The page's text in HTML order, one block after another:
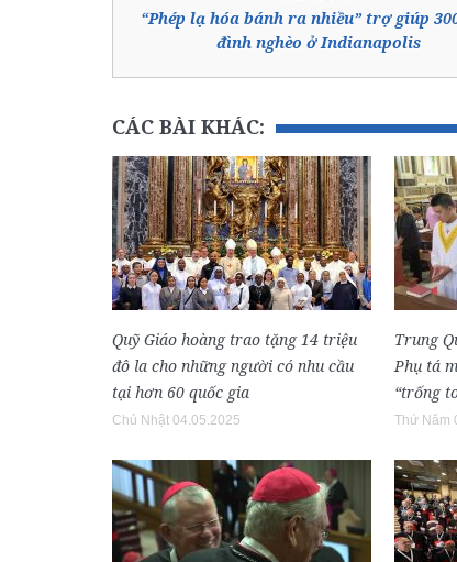
“Phép lạ hóa bánh ra nhiều” trợ giúp
đình nghèo ở Indianapolis
CÁC BÀI KHÁC:
Quỹ Giáo hoàng trao tặng 14 triệu
đô la cho những người có nhu cầu
tại hơn 60 quốc gia
Chủ Nhật 04.05.2025
Trung
Phụ tá
“trống
Thứ Năm